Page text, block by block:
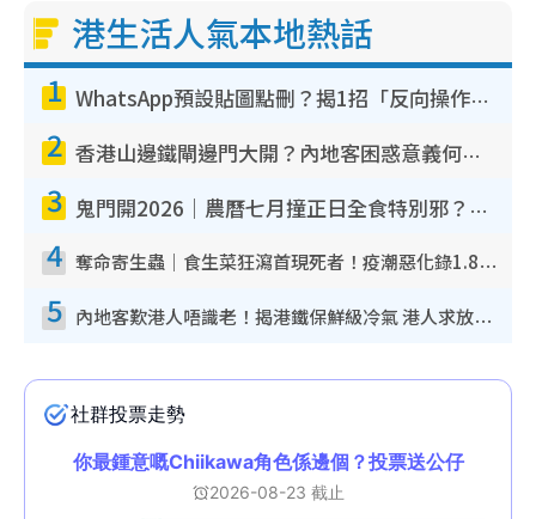
港生活人氣本地熱話
1 WhatsApp預設貼圖點刪？揭1招「反向操作」還原簡潔介面 附3步實測教學
2 香港山邊鐵閘邊門大開？內地客困惑意義何在！網民神回覆：呢種叫法理性防禦
3 鬼門開2026｜農曆七月撞正日全食特別邪？專家警告切忌做一事！揭4大禁忌+2招保平安
4 奪命寄生蟲｜食生菜狂瀉首現死者！疫潮惡化錄1.8萬宗病例 揭洗菜3大謬誤
5 內地客歎港人唔識老！揭港鐵保鮮級冷氣 港人求放過：咪投訴